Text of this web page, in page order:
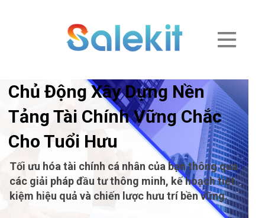
Chủ Động Xây Dựng Nền
Tảng Tài Chính Vững Chắc
Cho Tuổi Hưu
Tối ưu hóa tài chính cá nhân của bạn thông qua
các giải pháp đầu tư thông minh, kế hoạch tiết
kiệm hiệu quả và chiến lược hưu trí bền vững.